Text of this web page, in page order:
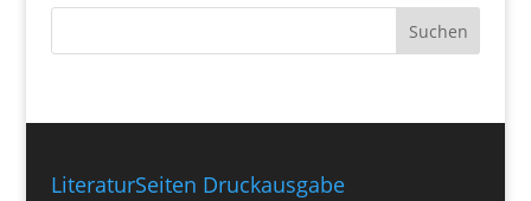
LiteraturSeiten Druckausgabe